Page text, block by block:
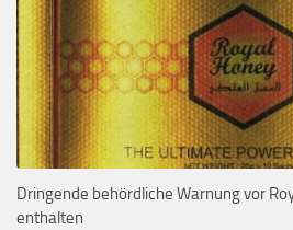
Dringende behördliche Warnung vor
enthalten